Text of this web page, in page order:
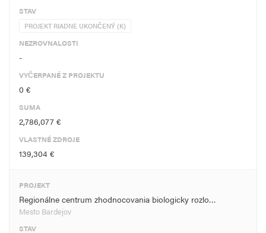
STAV
PROJEKT RIADNE UKONČENÝ (K)
NEZROVNALOSTI
-
VYČERPANÉ Z PROJEKTU
0 €
SUMA
2,786,077 €
VLASTNÉ ZDROJE
139,304 €
PROJEKT
Regionálne centrum zhodnocovania biologicky rozlo…
Mesto Bardejov
STAV